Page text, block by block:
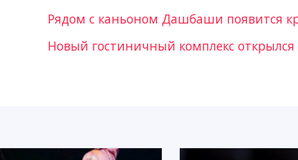
Рядом с каньоном Дашбаши появится
Новый гостиничный комплекс